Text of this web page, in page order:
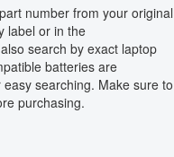
number from your original
label or in the
search by exact laptop
batteries are
searching. Make sure to
purchasing.